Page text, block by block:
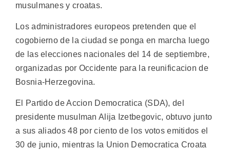
musulmanes y croatas.
Los administradores europeos pretenden que el
cogobierno de la ciudad se ponga en marcha luego
de las elecciones nacionales del 14 de septiembre,
organizadas por Occidente para la reunificacion de
Bosnia-Herzegovina.
El Partido de Accion Democratica (SDA), del
presidente musulman Alija Izetbegovic, obtuvo junto
a sus aliados 48 por ciento de los votos emitidos el
30 de junio, mientras la Union Democratica Croata